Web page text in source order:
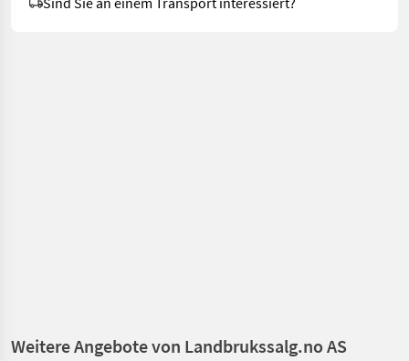
Weitere Angebote von Landbrukssalg.no AS